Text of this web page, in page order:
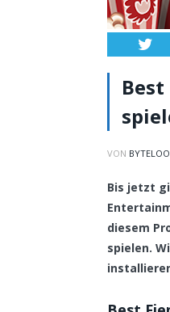
VON
Bis jetzt
diesem
spielen.